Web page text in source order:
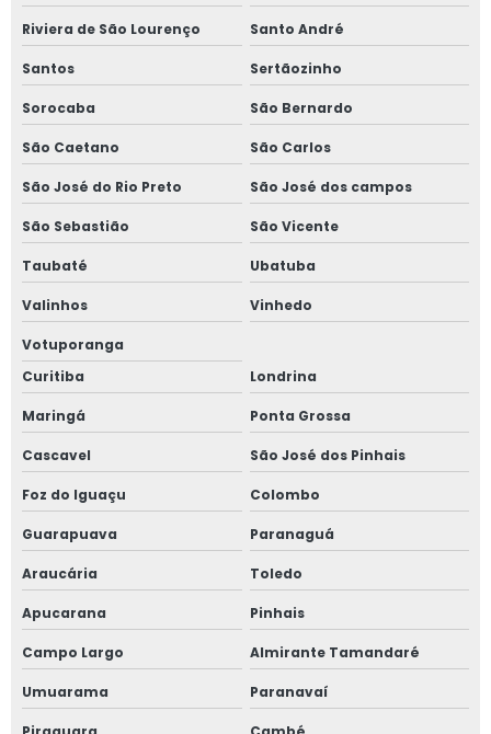
Riviera de São Lourenço Santo André
Santos Sertãozinho
Sorocaba São Bernardo
São Caetano São Carlos
São José do Rio Preto São José dos campos
São Sebastião São Vicente
Taubaté Ubatuba
Valinhos Vinhedo
Votuporanga
Curitiba
Londrina
Maringá Ponta Grossa
Cascavel São José dos Pinhais
Foz do Iguaçu Colombo
Guarapuava Paranaguá
Araucária Toledo
Apucarana Pinhais
Campo Largo Almirante Tamandaré
Umuarama Paranavaí